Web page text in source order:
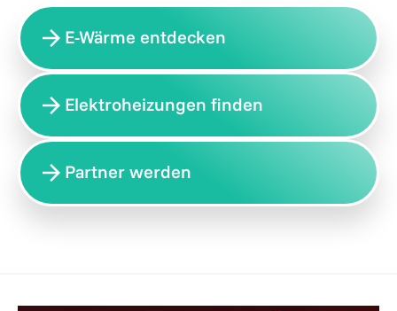
E-Wärme entdecken
Elektroheizungen finden
Partner werden